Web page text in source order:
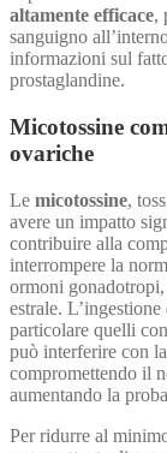
altamente efficace,
sanguigno
informazioni sul
prostaglandine.
Micotossine
ovariche
Le micotossine,
avere un impatto
contribuire alla
interrompere la
ormoni
estrale.
particolare quelli
può interferire con
compromettendo il
aumentando la
Per ridurre al